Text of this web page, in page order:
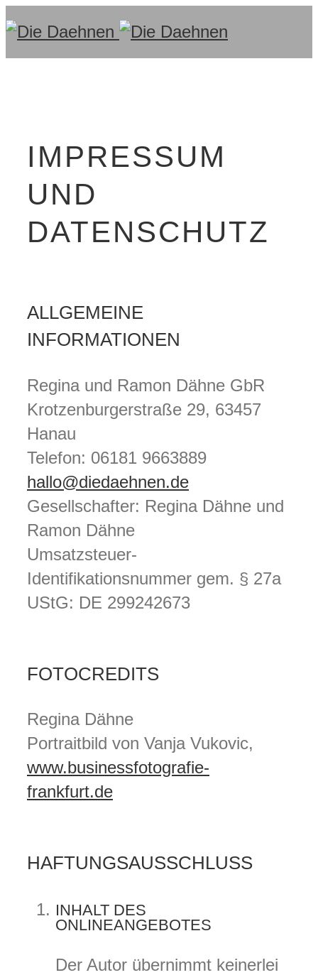
IMPRESSUM
UND
DATENSCHUTZ
ALLGEMEINE
INFORMATIONEN
Regina und Ramon Dähne GbR
Krotzenburgerstraße 29, 63457
Hanau
Telefon: 06181 9663889
hallo@diedaehnen.de
Gesellschafter: Regina Dähne und
Ramon Dähne
Umsatzsteuer-
Identifikationsnummer gem. § 27a
UStG: DE 299242673
FOTOCREDITS
Regina Dähne
Portraitbild von Vanja Vukovic,
www.businessfotografie-
frankfurt.de
HAFTUNGSAUSSCHLUSS
INHALT DES
ONLINEANGEBOTES
Der Autor übernimmt keinerlei